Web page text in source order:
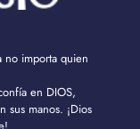
no importa quien
en DIOS,
sus manos. ¡Dios